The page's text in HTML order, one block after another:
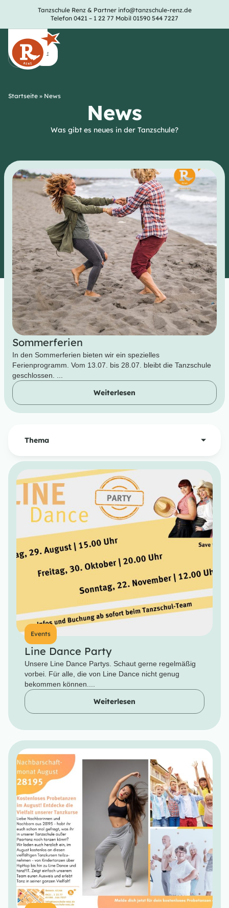
Tanzschule Renz & Partnerinfo@tanzschule-renz.de
Telefon 0421 – 1 22 77 Mobil 01590 544 7227
Startseite » News
News
Was gibt es neues in der Tanzschule?
Sommerferien
In den Sommerferien bieten wir ein spezielles
Ferienprogramm. Vom 13.07. bis 28.07. bleibt die Tanzschule
geschlossen. ...
Weiterlesen
Thema
Events
Line Dance Party
Unsere Line Dance Partys. Schaut gerne regelmäßig
vorbei. Für alle, die von Line Dance nicht genug
bekommen können....
Weiterlesen